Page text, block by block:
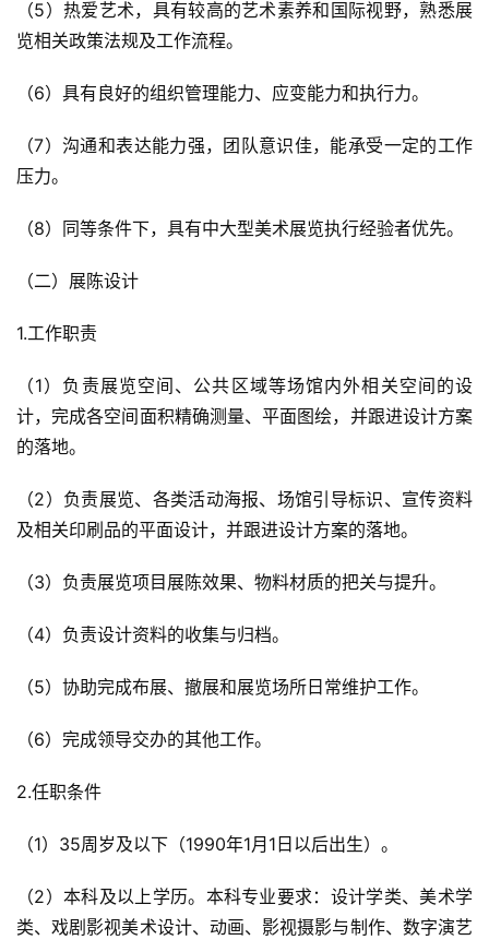
（5）热爱艺术，具有较高的艺术素养和国际视野，熟悉展
览相关政策法规及工作流程。
（6）具有良好的组织管理能力、应变能力和执行力。
（7）沟通和表达能力强，团队意识佳，能承受一定的工作
压力。
（8）同等条件下，具有中大型美术展览执行经验者优先。
（二）展陈设计
1.工作职责
（1）负责展览空间、公共区域等场馆内外相关空间的设
计，完成各空间面积精确测量、平面图绘，并跟进设计方案
的落地。
（2）负责展览、各类活动海报、场馆引导标识、宣传资料
及相关印刷品的平面设计，并跟进设计方案的落地。
（3）负责展览项目展陈效果、物料材质的把关与提升。
（4）负责设计资料的收集与归档。
（5）协助完成布展、撤展和展览场所日常维护工作。
（6）完成领导交办的其他工作。
2.任职条件
（1）35周岁及以下（1990年1月1日以后出生）。
（2）本科及以上学历。本科专业要求：设计学类、美术学
类、戏剧影视美术设计、动画、影视摄影与制作、数字演艺